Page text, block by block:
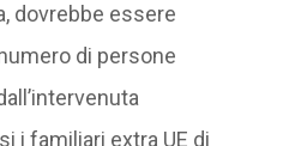
dovrebbe essere
di persone
i familiari extra UE di